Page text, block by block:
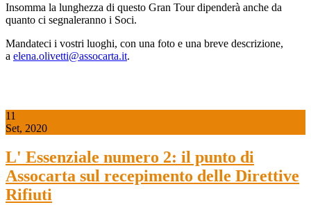
Insomma la lunghezza di questo Gran Tour dipenderà anche da
quanto ci segnaleranno i Soci.
Mandateci i vostri luoghi, con una foto e una breve descrizione,
a elena.olivetti@assocarta.it.
11
Set, 2020
L' Essenziale numero 2: il punto di
Assocarta sul recepimento delle Direttive
Rifiuti